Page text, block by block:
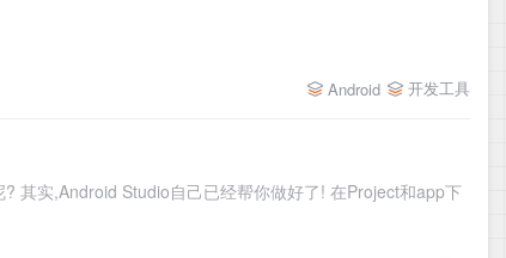
Android 开发工具
其实,Android Studio自己已经帮你做好了! 在Project和app下